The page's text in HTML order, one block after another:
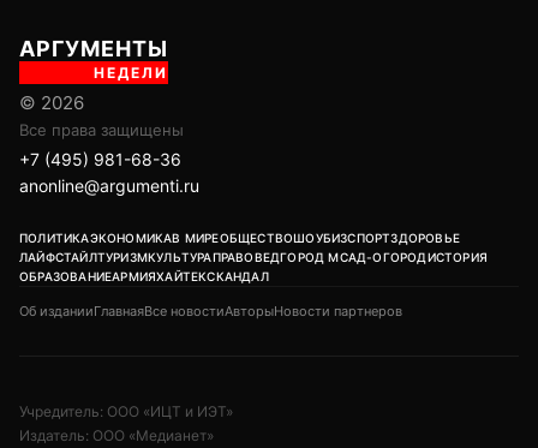
АРГУМЕНТЫ
НЕДЕЛИ
© 2026
Все права защищены
+7 (495) 981-68-36
anonline@argumenti.ru
ПОЛИТИКАЭКОНОМИКАВ МИРЕОБЩЕСТВОШОУБИЗСПОРТЗДОРОВЬЕ
ЛАЙФСТАЙЛТУРИЗМКУЛЬТУРАПРАВОВЕДГОРОД МСАД-ОГОРОДИСТОРИЯ
ОБРАЗОВАНИЕАРМИЯХАЙТЕКСКАНДАЛ
Об изданииГлавнаяВсе новостиАвторыНовости партнеров
Учредитель: ООО «ИЦТ и ИЭТ»
Издатель: ООО «Медианет»